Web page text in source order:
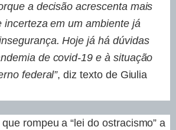
a decisão acrescenta mais
incerteza em um ambiente já
Hoje já há dúvidas
de covid-19 e à situação
federal”, diz texto de Giulia
rompeu a “lei do ostracismo” a